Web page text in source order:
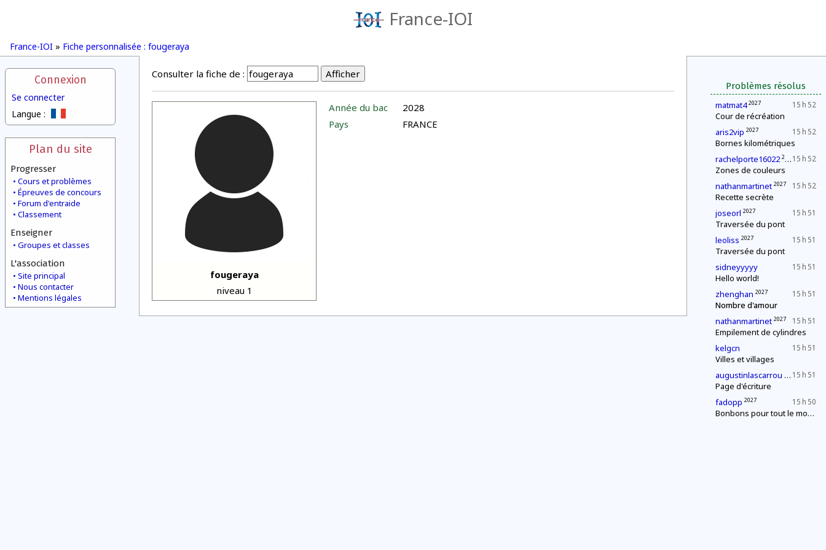
France-IOI
France-IOI » Fiche personnalisée : fougeraya
Connexion
Se connecter
Langue :
Plan du site
Progresser
Cours et problèmes
Épreuves de concours
Forum d'entraide
Classement
Enseigner
Groupes et classes
L'association
Site principal
Nous contacter
Mentions légales
Problèmes résolus
15 h 52
matmat4 2027
Cour de récréation
15 h 52
aris2vip 2027
Bornes kilométriques
15 h 52
rachelporte16022 2027
Zones de couleurs
15 h 52
nathanmartinet 2027
Recette secrète
15 h 51
joseorl 2027
Traversée du pont
15 h 51
leoliss 2027
Traversée du pont
15 h 51
sidneyyyyy
Hello world!
15 h 51
zhenghan 2027
Nombre d'amour
15 h 51
nathanmartinet 2027
Empilement de cylindres
15 h 51
kelgcn
Villes et villages
15 h 51
augustinlascarrou 2027
Page d'écriture
15 h 50
fadopp 2027
Bonbons pour tout le monde !
Consulter la fiche de :
fougeraya
niveau 1
Année du bac
2028
Pays
FRANCE